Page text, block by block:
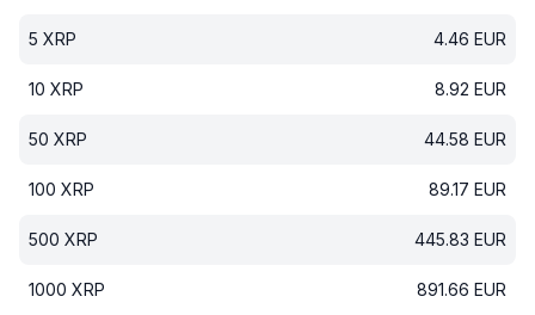
5 XRP 4.46 EUR
10 XRP 8.92 EUR
50 XRP 44.58 EUR
100 XRP 89.17 EUR
500 XRP 445.83 EUR
1000 XRP 891.66 EUR